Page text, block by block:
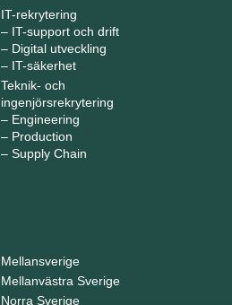
IT-rekrytering
– IT-support och drift
– Digital utveckling
– IT-säkerhet
Teknik- och
ingenjörsrekrytering
– Engineering
– Production
– Supply Chain
Mellansverige
Mellanvästra Sverige
Norra Sverige